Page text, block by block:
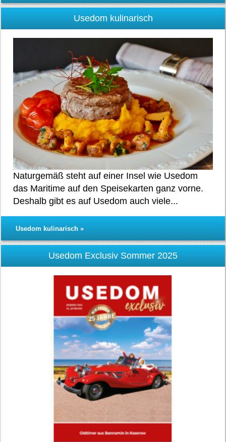
Usedom kulinarisch
Naturgemäß steht auf einer Insel wie Usedom
das Maritime auf den Speisekarten ganz vorne.
Deshalb gibt es auf Usedom auch viele...
Usedom kulinarisch »
Usedom Exclusiv Sommer 2025